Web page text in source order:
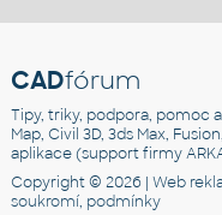
CADfórum
Tipy, triky, podpora, pomoc
Map, Civil 3D, 3ds Max,
aplikace (support firmy
Copyright © 2026 |Web
soukromí, podmínky